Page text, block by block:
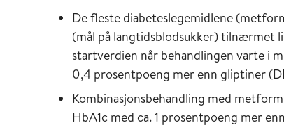
De fleste diabeteslegemidlene
(mål på langtidsblodsukker) tilnærmet
startverdien når behandlingen varte i
0,4 prosentpoeng mer enn gliptiner
Kombinasjonsbehandling med
HbA1c med ca. 1 prosentpoeng mer